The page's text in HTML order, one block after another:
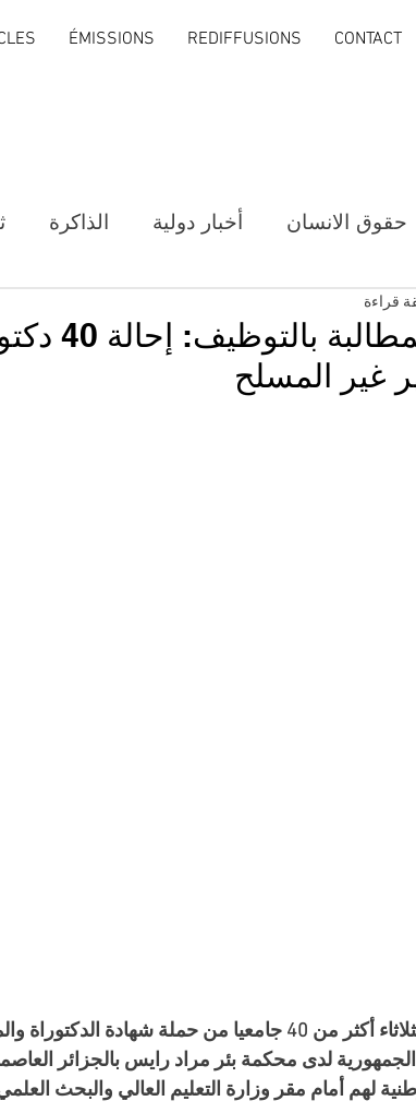
ÉMISSIONS REDIFFUSIONS CONTACT
حقوق الانسان أخبار دولية الذاكرة
بعد وقفة
غير المسلح
مثل صبيحة اليوم الثلاثاء أكثر من 40 جامعيا من حملة
لدى محكمة بئر مراد رايس بالجزائر
لهم أمام مقر وزارة التعليم العالي والبحث